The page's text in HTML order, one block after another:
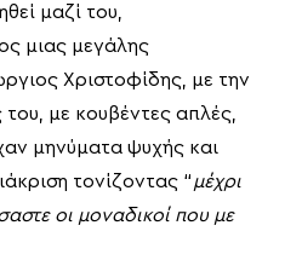
μαζί του,
μιας μεγάλης
Χριστοφίδης, με την
με κουβέντες απλές,
μηνύματα ψυχής και
τονίζοντας “μέχρι
οι μοναδικοί που με